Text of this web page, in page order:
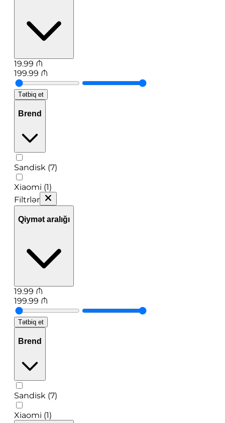
19.99 ₼
199.99 ₼
Tətbiq et
Brend
Sandisk (7)
Xiaomi (1)
Filtrlər
Qiymət aralığı
19.99 ₼
199.99 ₼
Tətbiq et
Brend
Sandisk (7)
Xiaomi (1)